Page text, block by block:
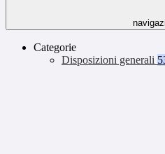
Categorie
Disposizioni generali